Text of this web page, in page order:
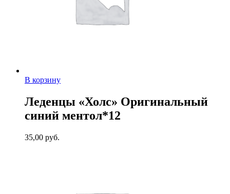
В корзину
Леденцы «Холс» Оригинальный
синий ментол*12
35,00 руб.